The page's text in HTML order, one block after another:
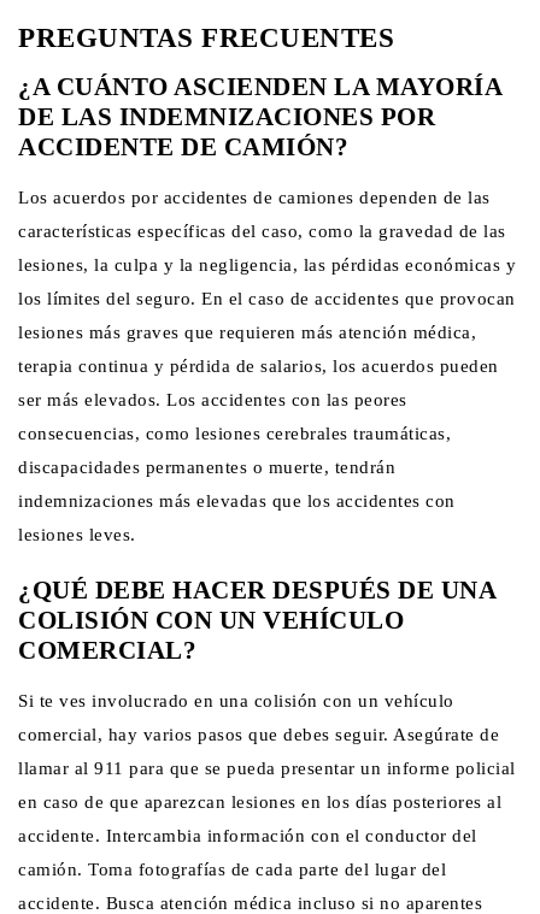
PREGUNTAS FRECUENTES
¿A CUÁNTO ASCIENDEN LA MAYORÍA
DE LAS INDEMNIZACIONES POR
ACCIDENTE DE CAMIÓN?
Los acuerdos por accidentes de camiones dependen de las
características específicas del caso, como la gravedad de las
lesiones, la culpa y la negligencia, las pérdidas económicas y
los límites del seguro. En el caso de accidentes que provocan
lesiones más graves que requieren más atención médica,
terapia continua y pérdida de salarios, los acuerdos pueden
ser más elevados. Los accidentes con las peores
consecuencias, como lesiones cerebrales traumáticas,
discapacidades permanentes o muerte, tendrán
indemnizaciones más elevadas que los accidentes con
lesiones leves.
¿QUÉ DEBE HACER DESPUÉS DE UNA
COLISIÓN CON UN VEHÍCULO
COMERCIAL?
Si te ves involucrado en una colisión con un vehículo
comercial, hay varios pasos que debes seguir. Asegúrate de
llamar al 911 para que se pueda presentar un informe policial
en caso de que aparezcan lesiones en los días posteriores al
accidente. Intercambia información con el conductor del
camión. Toma fotografías de cada parte del lugar del
accidente. Busca atención médica incluso si no aparentes